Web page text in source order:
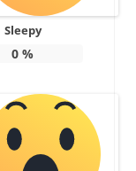
Sleepy
0 %